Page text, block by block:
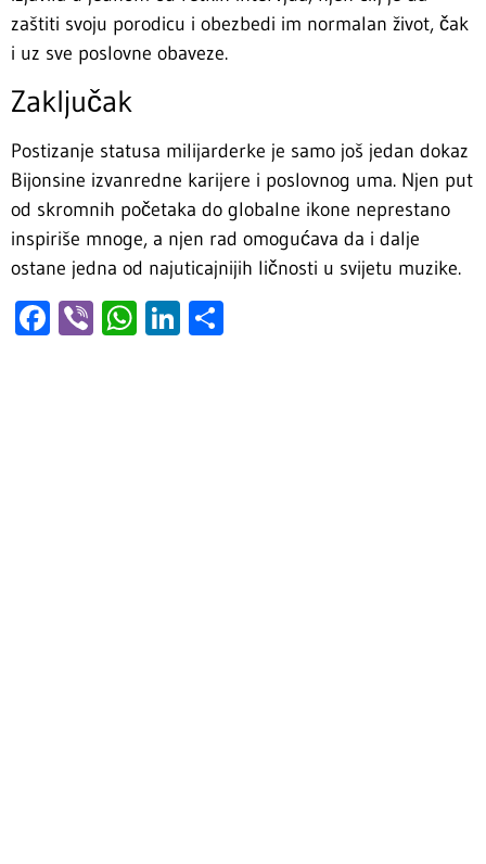
zaštiti svoju porodicu i obezbedi im normalan život, čak
i uz sve poslovne obaveze.
Zaključak
Postizanje statusa milijarderke je samo još jedan dokaz
Bijonsine izvanredne karijere i poslovnog uma. Njen put
od skromnih početaka do globalne ikone neprestano
inspiriše mnoge, a njen rad omogućava da i dalje
ostane jedna od najuticajnijih ličnosti u svijetu muzike.
Facebook
ViberWhatsApp
LinkedIn